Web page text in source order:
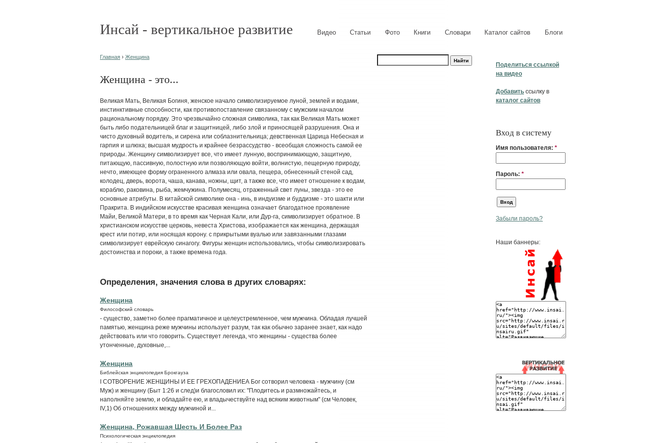
Инсай - вертикальное развитие Видео Статьи Фото Книги Словари Каталог сайтов Блоги
Поделиться ссылкой
на видео
Добавить ссылку в
каталог сайтов
Вход в систему
Имя пользователя: *
Пароль: *
Забыли пароль?
Наши баннеры:
Главная › Женщина
Женщина - это...
Великая Мать, Великая Богиня, женское начало символизируемое луной, землей и водами,
инстинктивные способности, как противопоставление связанному с мужским началом
рациональному порядку. Это чрезвычайно сложная символика, так как Великая Мать может
быть либо подательницей благ и защитницей, либо злой и приносящей разрушения. Она и
чисто духовный водитель, и сирена или соблазнительница; девственная Царица Небесная и
гарпия и шлюха; высшая мудрость и крайнее безрассудство - всеобщая сложность самой ее
природы. Женщину символизирует все, что имеет лунную, воспринимающую, защитную,
питающую, пассивную, полостную или позволяющую войти, волнистую, пещерную природу,
нечто, имеющее форму ограненного алмаза или овала, пещера, обнесенный стеной сад,
колодец, дверь, ворота, чаша, канава, ножны, щит, а также все, что имеет отношение к водам,
кораблю, раковина, рыба, жемчужина. Полумесяц, отраженный свет луны, звезда - это ее
основные атрибуты. В китайской символике она - инь, в индуизме и буддизме - это шакти или
Пракрита. В индийском искусстве красивая женщина означает благодатное проявление
Майи, Великой Матери, в то время как Черная Кали, или Дур-га, символизирует обратное. В
христианском искусстве церковь, невеста Христова, изображается как женщина, держащая
крест или потир, или носящая корону. с прикрытыми вуалью или завязанными глазами
символизирует еврейскую синагогу. Фигуры женщин использовались, чтобы символизировать
достоинства и пороки, а также времена года.
Определения, значения слова в других словарях:
Женщина
Философский словарь
- существо, заметно более прагматичное и целеустремленное, чем мужчина. Обладая лучшей
памятью, женщина реже мужчины использует разум, так как обычно заранее знает, как надо
действовать или что говорить. Существует легенда, что женщины - существа более
утонченные, духовные,...
Женщина
Библейская энциклопедия Брокгауза
I СОТВОРЕНИЕ ЖЕНЩИНЫ И ЕЕ ГРЕХОПАДЕНИЕА Бог сотворил человека - мужчину (см
Муж) и женщину (Быт 1:26 и след)и благословил их: "Плодитесь и размножайтесь, и
наполняйте землю, и обладайте ею, и владычествуйте над всяким животным" (см Человек,
IV,1) Об отношениях между мужчиной и...
Женщина, Рожавшая Шесть И Более Раз
Психологическая энциклопедия